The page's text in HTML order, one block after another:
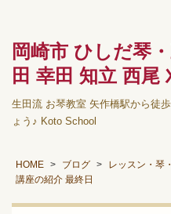
岡崎市 ひしだ琴
田 幸田 知立 西尾
生田流 お琴教室 矢作橋駅から徒
ょう♪ Koto School
HOME ブログ レッスン・琴
講座の紹介 最終日 琴